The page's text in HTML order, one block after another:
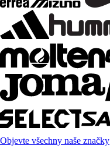
Objevte všechny naše značky